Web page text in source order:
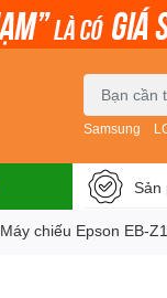
Samsung
Sản
Máy chiếu Epson EB-